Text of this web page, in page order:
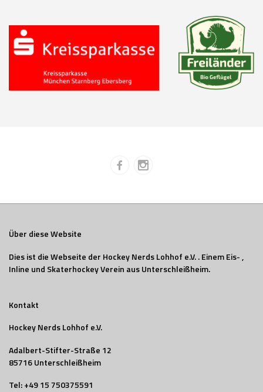
Über diese Website
Dies ist die Webseite der Hockey Nerds Lohhof e.V. . Einem Eis- ,
Inline und Skaterhockey Verein aus Unterschleißheim.
Kontakt
Hockey Nerds Lohhof e.V.
Adalbert-Stifter-Straße 12
85716 Unterschleißheim
Tel:+49 15 750375591